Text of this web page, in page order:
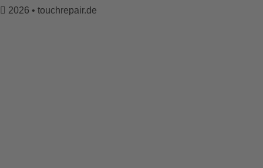
2026 • touchrepair.de